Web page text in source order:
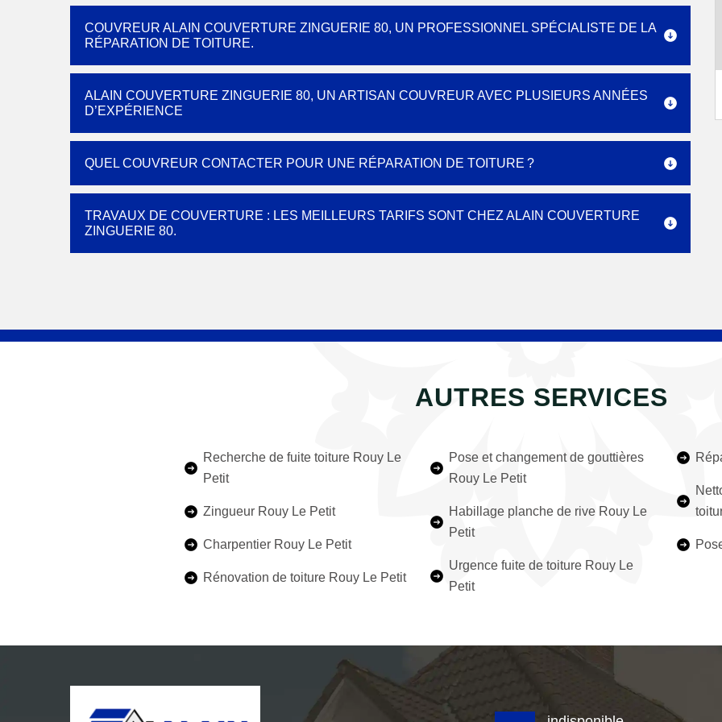
COUVREUR ALAIN COUVERTURE ZINGUERIE 80, UN PROFESSIONNEL SPÉCIALISTE DE LA
RÉPARATION DE TOITURE.
ALAIN COUVERTURE ZINGUERIE 80, UN ARTISAN COUVREUR AVEC PLUSIEURS ANNÉES
D’EXPÉRIENCE
QUEL COUVREUR CONTACTER POUR UNE RÉPARATION DE TOITURE ?
TRAVAUX DE COUVERTURE : LES MEILLEURS TARIFS SONT CHEZ ALAIN COUVERTURE
ZINGUERIE 80.
AUTRES SERVICES
Recherche de fuite toiture Rouy Le
Petit
Zingueur Rouy Le Petit
Charpentier Rouy Le Petit
Rénovation de toiture Rouy Le Petit
Pose et changement de gouttières
Rouy Le Petit
Habillage planche de rive Rouy Le
Petit
Urgence fuite de toiture Rouy Le
Petit